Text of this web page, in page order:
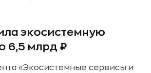
экосистемную
6,5 млрд ₽
«Экосистемные сервисы и